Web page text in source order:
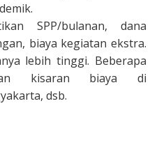
SPP/bulanan, dana
biaya kegiatan ekstra.
lebih tinggi. Beberapa
kisaran biaya di
dsb.